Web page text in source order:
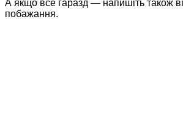
А якщо все гаразд — напишіть також
побажання.